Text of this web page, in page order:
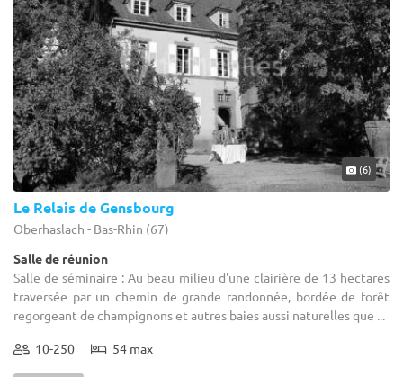
(6)
Le Relais de Gensbourg
Oberhaslach - Bas-Rhin (67)
Salle de réunion
Salle de séminaire : Au beau milieu d'une clairière de 13 hectares
traversée par un chemin de grande randonnée, bordée de forêt
regorgeant de champignons et autres baies aussi naturelles que ...
10-250 54 max